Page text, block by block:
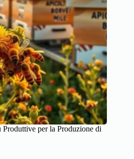
per la Produzione di